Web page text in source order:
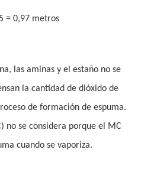
= 0,97 metros
las aminas y el estaño no se
la cantidad de dióxido de
de formación de espuma.
no se considera porque el MC
cuando se vaporiza.